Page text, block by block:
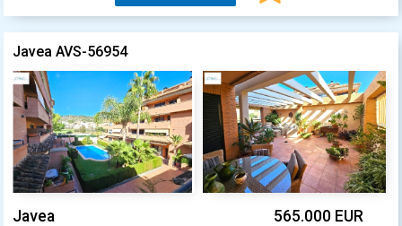
Javea AVS-56954
Javea 565.000 EUR